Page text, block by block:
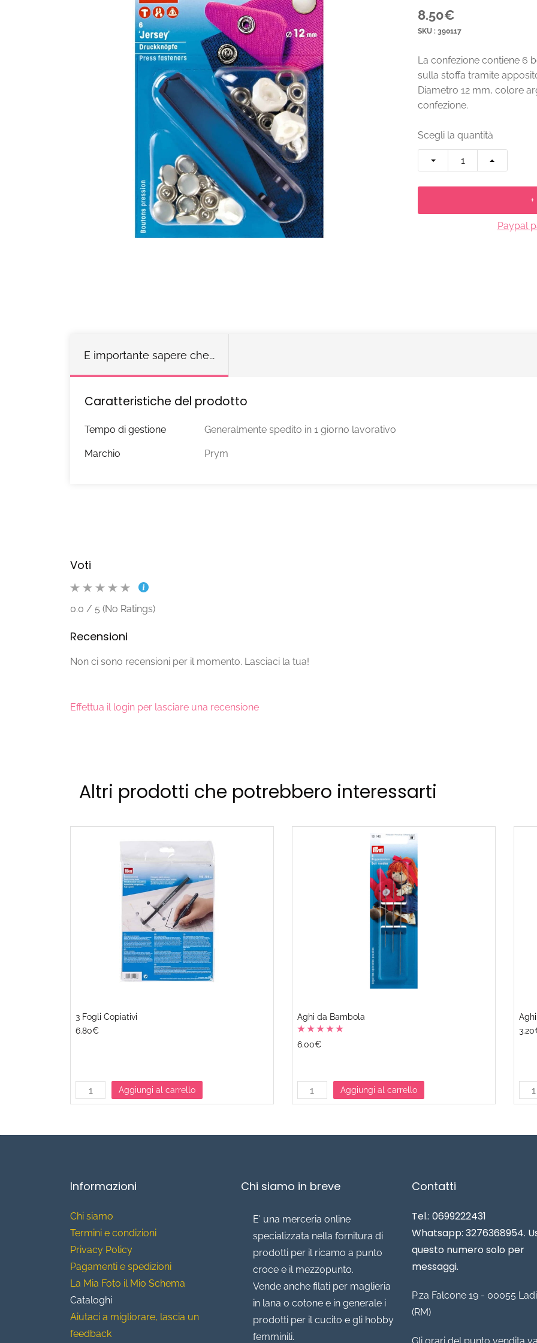
8.50€
SKU : 390117
La confezione contiene 6
sulla stoffa tramite
Diametro 12 mm, colore
confezione.
Scegli la quantità
Paypal
E importante sapere che...
Caratteristiche del prodotto
Tempo di gestione Generalmente spedito in 1 giorno lavorativo
Marchio Prym
Voti
0.0 / 5 (No Ratings)
Recensioni
Non ci sono recensioni per il momento. Lasciaci la tua!
Effettua il login per lasciare una recensione
Altri prodotti che potrebbero interessarti
3 Fogli Copiativi
6.80€
Aggiungi al carrello
Aghi da Bambola
6.00€
Aggiungi al carrello
Informazioni
Chi siamo
Termini e condizioni
Privacy Policy
Pagamenti e spedizioni
La Mia Foto il Mio Schema
Cataloghi
Aiutaci a migliorare, lascia un
feedback
Chi siamo in breve
E' una merceria online
specializzata nella fornitura di
prodotti per il ricamo a punto
croce e il mezzopunto.
Vende anche filati per maglieria
in lana o cotone e in generale i
prodotti per il cucito e gli hobby
femminili.
Contatti
Tel.: 0699222431
Whatsapp: 3276368954.
questo numero solo per
messaggi.
P.za Falcone 19 - 00055
(RM)